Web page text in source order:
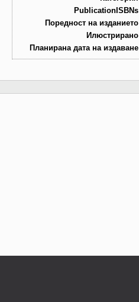
PublicationISBNs
Поредност на изданието
Илюстрирано
Планирана дата на издаване